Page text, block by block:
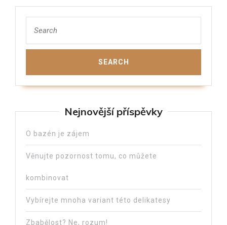
Nejnovější příspěvky
O bazén je zájem
Věnujte pozornost tomu, co můžete
kombinovat
Vybírejte mnoha variant této delikatesy
Zbabělost? Ne, rozum!